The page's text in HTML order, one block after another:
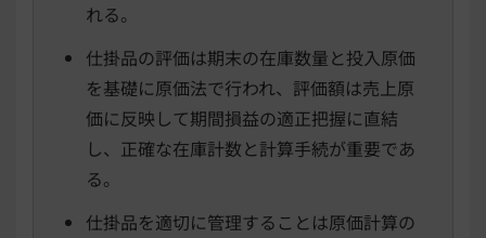
れる。
仕掛品の評価は期末の在庫数量と投入原価
を基礎に原価法で行われ、評価額は売上原
価に反映して期間損益の適正把握に直結
し、正確な在庫計数と計算手続が重要であ
る。
仕掛品を適切に管理することは原価計算の